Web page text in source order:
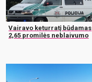
Vairavo keturratį būdamas
2,65 promilės neblaivumo